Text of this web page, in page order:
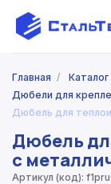
Главная / Каталог
Дюбели для
Дюбель для
Дюбель
с
Артикул (код):